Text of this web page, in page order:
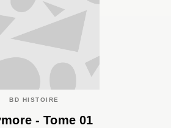
BD HISTOIRE
- Tome 01